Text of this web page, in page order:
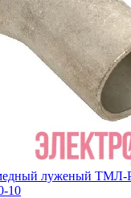
луженый ТМЛ-
10